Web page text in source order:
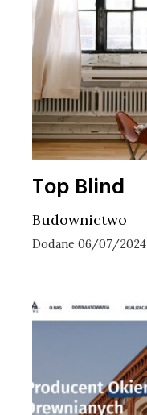
Top Blind
Budownictwo
Dodane 06/07/2024